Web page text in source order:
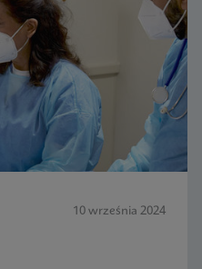
10 września 2024